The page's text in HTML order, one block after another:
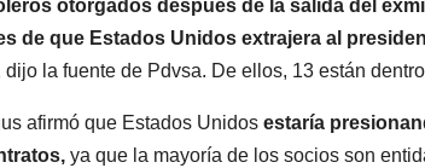
otorgados después de la salida del
de que Estados Unidos extrajera al
la fuente de Pdvsa. De ellos, 13 están
afirmó que Estados Unidos estaría
ya que la mayoría de los socios son